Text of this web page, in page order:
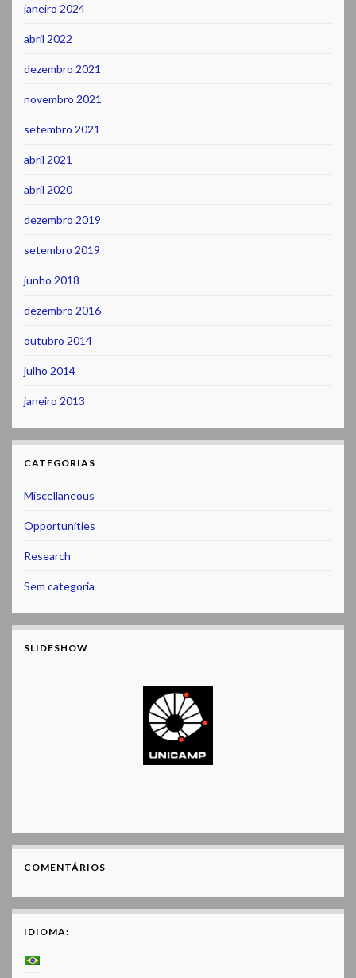
janeiro 2024
abril 2022
dezembro 2021
novembro 2021
setembro 2021
abril 2021
abril 2020
dezembro 2019
setembro 2019
junho 2018
dezembro 2016
outubro 2014
julho 2014
janeiro 2013
CATEGORIAS
Miscellaneous
Opportunities
Research
Sem categoria
SLIDESHOW
COMENTÁRIOS
IDIOMA: